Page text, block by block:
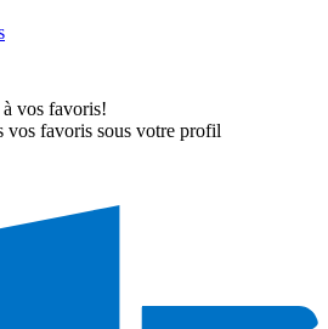
à vos favoris!
vos favoris sous votre profil